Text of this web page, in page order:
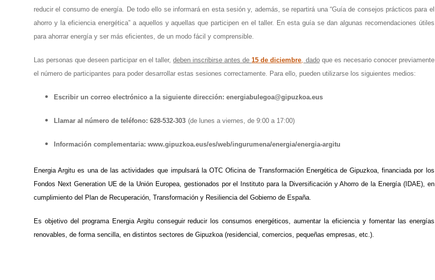
reducir el consumo de energía. De todo ello se informará en esta sesión y, además, se repartirá una “Guía de consejos prácticos para el
ahorro y la eficiencia energética” a aquellos y aquellas que participen en el taller. En esta guía se dan algunas recomendaciones útiles
para ahorrar energía y ser más eficientes, de un modo fácil y comprensible.
Las personas que deseen participar en el taller,deben inscribirse antes de15 de diciembre, dadoque es necesario conocer previamente
el número de participantes para poder desarrollar estas sesiones correctamente. Para ello, pueden utilizarse los siguientes medios:
Escribir un correo electrónico a la siguiente dirección: energiabulegoa@gipuzkoa.eus
Llamar al número de teléfono: 628-532-303 (de lunes a viernes, de 9:00 a 17:00)
Información complementaria: www.gipuzkoa.eus/es/web/ingurumena/energia/energia-argitu
Energia Argitu es una de las actividades que impulsará la OTC Oficina de Transformación Energética de Gipuzkoa, financiada por los
Fondos Next Generation UE de la Unión Europea, gestionados por el Instituto para la Diversificación y Ahorro de la Energía (IDAE), en
cumplimiento del Plan de Recuperación, Transformación y Resiliencia del Gobierno de España.
Es objetivo del programa Energia Argitu conseguir reducir los consumos energéticos, aumentar la eficiencia y fomentar las energías
renovables, de forma sencilla, en distintos sectores de Gipuzkoa (residencial, comercios, pequeñas empresas, etc.).